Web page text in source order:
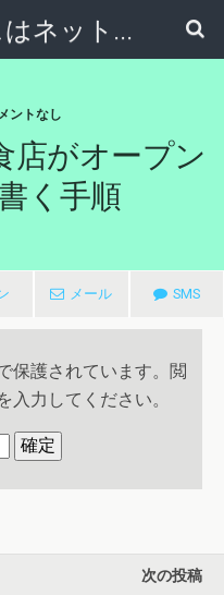
サイドビジネスはネットで稼ぐ～サラリーマンが副業から独立起業する方法～
ントなし
店がオープン
く手順
メール SMS
保護されています。閲
入力してください。
次の投稿